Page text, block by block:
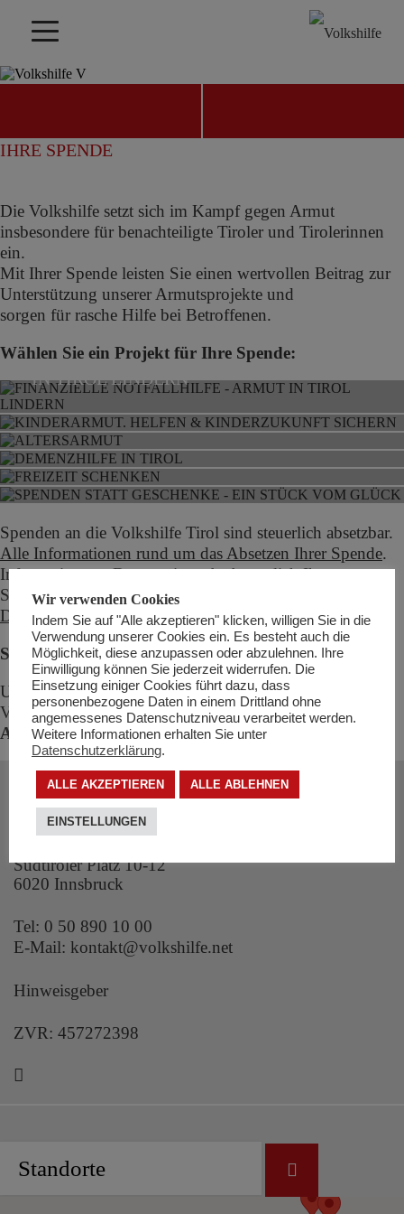
IHRE SPENDE
Die Volkshilfe setzt sich im Kampf gegen Armut
insbesondere für benachteiligte Tiroler und Tirolerinnen
ein.
Mit Ihrer Spende leisten Sie einen wertvollen Beitrag zur
Unterstützung unserer Armutsprojekte und
sorgen für rasche Hilfe bei Betroffenen.
Wählen Sie ein Projekt für Ihre Spende:
FINANZIELLE NOTFALLHILFE - ARMUT
IN TIROL LINDERN
KINDERZUKUNFT SICHERN
ALTERSARMUT
DEMENZHILFE IN TIROL
FREIZEIT SCHENKEN
SPENDEN STATT GESCHENKE - EIN
STÜCK VOM GLÜCK
Spenden an die Volkshilfe Tirol sind steuerlich absetzbar.
Alle Informationen rund um das Absetzen Ihrer Spende.
Information zur Datenweitergabe bezüglich Ihrer
Spendenabsetzbarkeit finden Sie in unserer
Datenschutzerklärung.
Spenden Sie jetzt!
Unsere Kontoverbindung:
Volkshilfe Tirol Spenden
AT22 3600 0000 0421 9945
KONTAKT
Südtiroler Platz 10-12
6020 Innsbruck
Tel: 0 50 890 10 00
E-Mail: kontakt@volkshilfe.net
Hinweisgeber
ZVR: 457272398
Wir verwenden Cookies
Indem Sie auf "Alle akzeptieren" klicken, willigen Sie in die
Verwendung unserer Cookies ein. Es besteht auch die
Möglichkeit, diese anzupassen oder abzulehnen. Ihre
Einwilligung können Sie jederzeit widerrufen. Die
Einsetzung einiger Cookies führt dazu, dass
personenbezogene Daten in einem Drittland ohne
angemessenes Datenschutzniveau verarbeitet werden.
Weitere Informationen erhalten Sie unter
Datenschutzerklärung.
ALLE AKZEPTIEREN ALLE ABLEHNEN
EINSTELLUNGEN